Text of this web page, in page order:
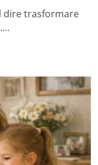
dire trasformare